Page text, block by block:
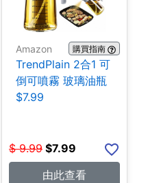
Amazon 購買指南
TrendPlain 2合1 可
倒可噴霧 玻璃油瓶
$7.99
$ 9.99 $7.99
由此查看